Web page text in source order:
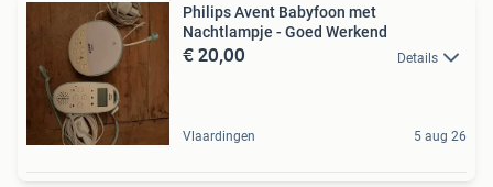
Philips Avent Babyfoon met
Nachtlampje - Goed Werkend
€ 20,00 Details
Vlaardingen 5 aug 26